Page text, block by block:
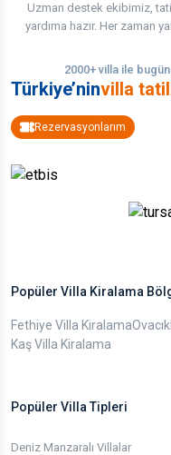
Uzman destek ekibimiz,
yardıma hazır. Her zaman
2000+ villa ile
Türkiye’ninvilla
Rezervasyonlarım
Popüler Villa Kiralama
Fethiye Villa KiralamaOvacık
Kaş Villa Kiralama
Popüler Villa Tipleri
Deniz Manzaralı Villalar